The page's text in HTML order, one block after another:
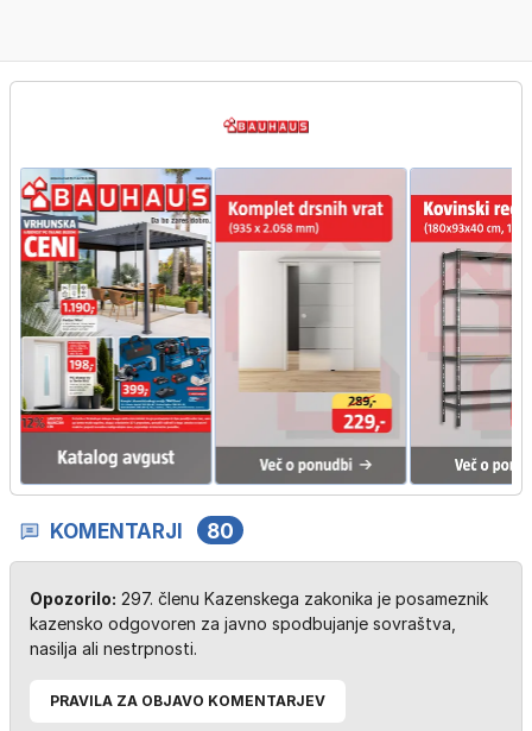
KOMENTARJI 80
Opozorilo: 297. členu Kazenskega zakonika je posameznik
kazensko odgovoren za javno spodbujanje sovraštva,
nasilja ali nestrpnosti.
PRAVILA ZA OBJAVO KOMENTARJEV